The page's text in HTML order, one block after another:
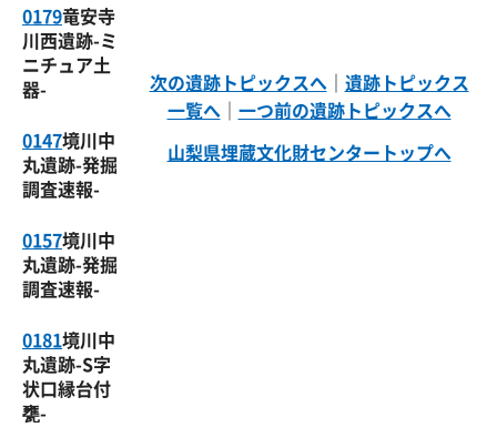
0179竜安寺
川西遺跡-ミ
ニチュア土
器-
0147境川中
丸遺跡-発掘
調査速報-
0157境川中
丸遺跡-発掘
調査速報-
0181境川中
丸遺跡-S字
状口縁台付
甕-
次の遺跡トピックスへ｜ 遺跡トピックス
一覧へ｜ 一つ前の遺跡トピックスへ
山梨県埋蔵文化財センタートップへ